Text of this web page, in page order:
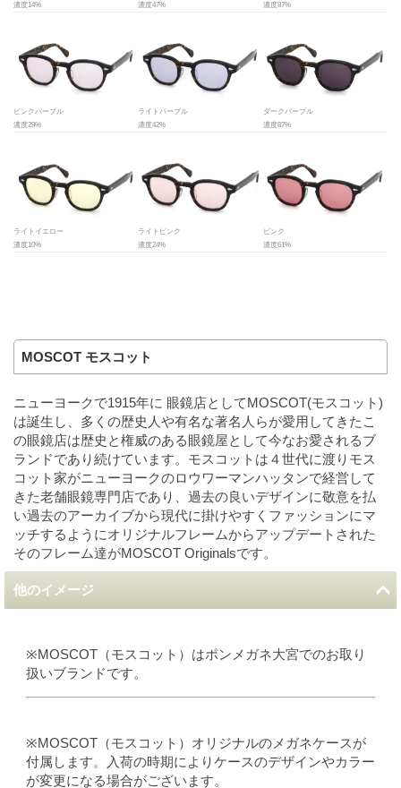
濃度14%
濃度47%
濃度87%
ピンクパープル
濃度29%
ライトパープル
濃度42%
ダークパープル
濃度87%
ライトイエロー
濃度10%
ライトピンク
濃度24%
ピンク
濃度61%
MOSCOT モスコット
ニューヨークで1915年に 眼鏡店としてMOSCOT(モスコット)
は誕生し、多くの歴史人や有名な著名人らが愛用してきたこ
の眼鏡店は歴史と権威のある眼鏡屋として今なお愛されるブ
ランドであり続けています。モスコットは４世代に渡りモス
コット家がニューヨークのロウワーマンハッタンで経営して
きた老舗眼鏡専門店であり、過去の良いデザインに敬意を払
い過去のアーカイブから現代に掛けやすくファッションにマ
ッチするようにオリジナルフレームからアップデートされた
そのフレーム達がMOSCOT Originalsです。
他のイメージ
※MOSCOT（モスコット）はポンメガネ大宮でのお取り
扱いブランドです。
※MOSCOT（モスコット）オリジナルのメガネケースが
付属します。入荷の時期によりケースのデザインやカラー
が変更になる場合がございます。